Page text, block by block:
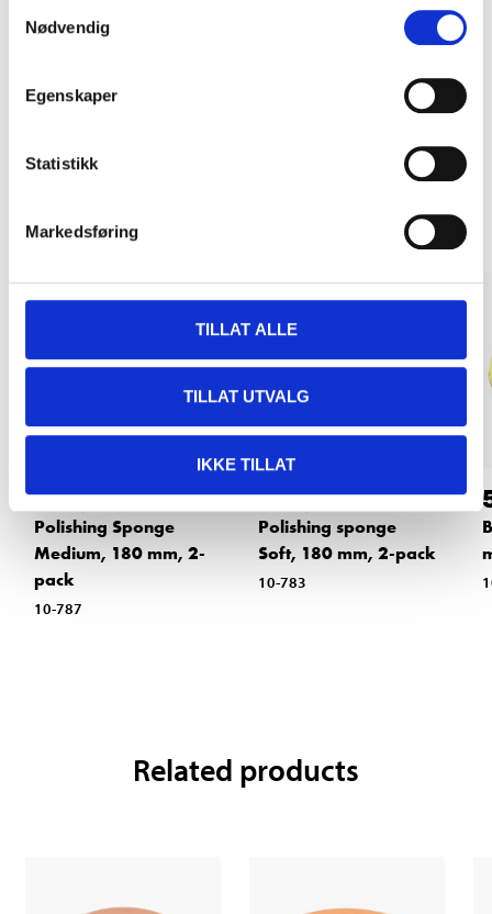
Nødvendig
Egenskaper
Statistikk
Markedsføring
TILLAT ALLE
TILLAT UTVALG
IKKE TILLAT
Other customers also bought
115,-
Polishing Sponge
Medium, 180 mm, 2-
pack
10-787
115,-
Polishing sponge
Soft, 180 mm, 2-pack
10-783
Related products